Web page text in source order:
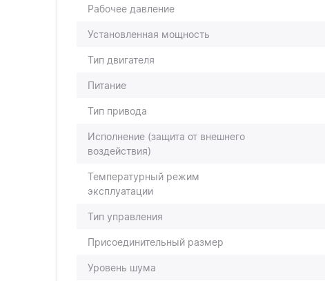
Рабочее давление
Установленная мощность
Тип двигателя
Питание
Тип привода
Исполнение (защита от внешнего
воздействия)
Температурный режим
эксплуатации
Тип управления
Присоединительный размер
Уровень шума